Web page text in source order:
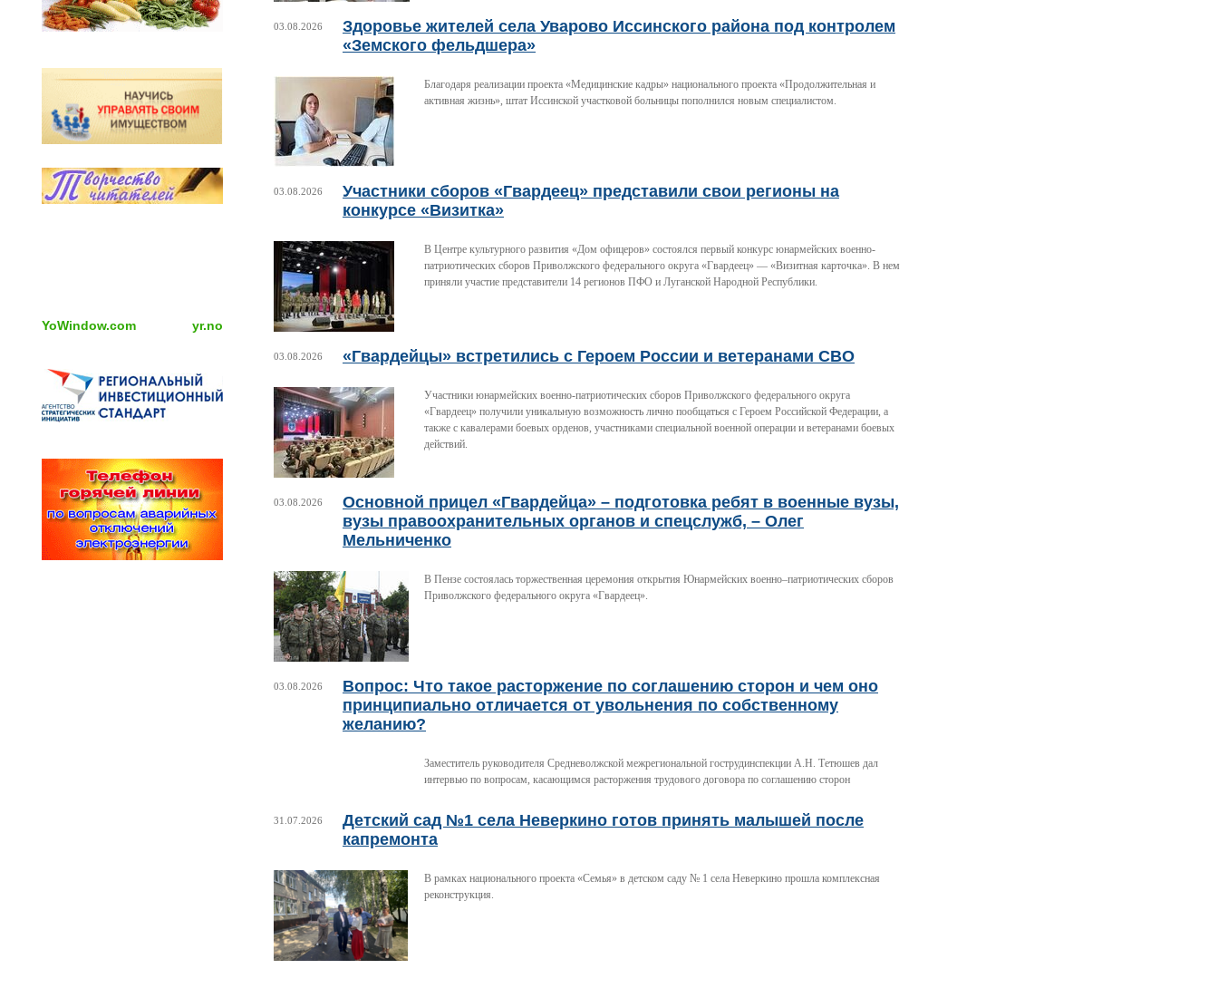
YoWindow.com yr.no
03.08.2026
Здоровье жителей села Уварово Иссинского района под контролем
«Земского фельдшера»
Благодаря реализации проекта «Медицинские кадры» национального проекта «Продолжительная и
активная жизнь», штат Иссинской участковой больницы пополнился новым специалистом.
03.08.2026
Участники сборов «Гвардеец» представили свои регионы на
конкурсе «Визитка»
В Центре культурного развития «Дом офицеров» состоялся первый конкурс юнармейских военно-
патриотических сборов Приволжского федерального округа «Гвардеец» — «Визитная карточка». В нем
приняли участие представители 14 регионов ПФО и Луганской Народной Республики.
03.08.2026 «Гвардейцы» встретились с Героем России и ветеранами СВО
Участники юнармейских военно-патриотических сборов Приволжского федерального округа
«Гвардеец» получили уникальную возможность лично пообщаться с Героем Российской Федерации, а
также с кавалерами боевых орденов, участниками специальной военной операции и ветеранами боевых
действий.
03.08.2026
Основной прицел «Гвардейца» – подготовка ребят в военные вузы,
вузы правоохранительных органов и спецслужб, – Олег
Мельниченко
В Пензе состоялась торжественная церемония открытия Юнармейских военно–патриотических сборов
Приволжского федерального округа «Гвардеец».
03.08.2026
Вопрос: Что такое расторжение по соглашению сторон и чем оно
принципиально отличается от увольнения по собственному
желанию?
Заместитель руководителя Средневолжской межрегиональной гострудинспекции А.Н. Тетюшев дал
интервью по вопросам, касающимся расторжения трудового договора по соглашению сторон
31.07.2026
Детский сад №1 села Неверкино готов принять малышей после
капремонта
В рамках национального проекта «Семья» в детском саду № 1 села Неверкино прошла комплексная
реконструкция.